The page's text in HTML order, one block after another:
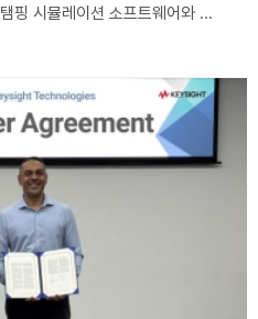
핑 시뮬레이션 소프트웨어와 ...